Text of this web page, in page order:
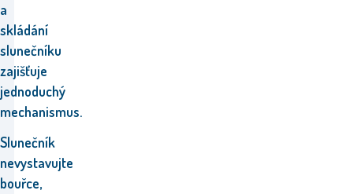
a
skládání
slunečníku
zajišťuje
jednoduchý
mechanismus.
Slunečník
nevystavujte
bouřce,